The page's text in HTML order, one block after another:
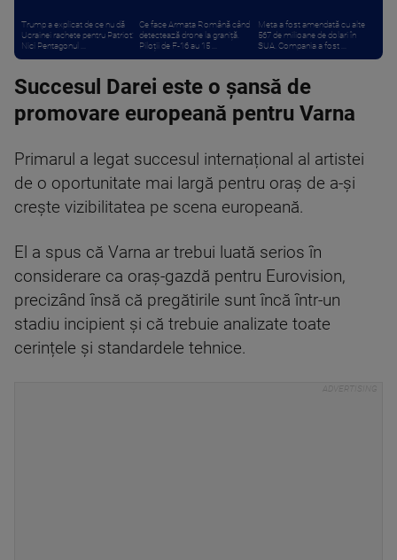
Trump a explicat de ce nu dă
Ucrainei rachete pentru Patriot:
Nici Pentagonul ...
Ce face Armata Română când
detectează drone la graniță.
Piloții de F-16 au 15 ...
Meta a fost amendată cu alte
567 de milioane de dolari în
SUA. Compania a fost ...
Succesul Darei este o șansă de
promovare europeană pentru Varna
Primarul a legat succesul internațional al artistei
de o oportunitate mai largă pentru oraș de a-și
crește vizibilitatea pe scena europeană.
El a spus că Varna ar trebui luată serios în
considerare ca oraș-gazdă pentru Eurovision,
precizând însă că pregătirile sunt încă într-un
stadiu incipient și că trebuie analizate toate
cerințele și standardele tehnice.